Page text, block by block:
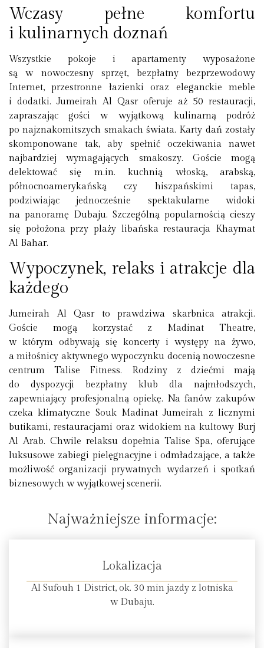
Wczasy pełne komfortu
i kulinarnych doznań
Wszystkie pokoje i apartamenty wyposażone
są w nowoczesny sprzęt, bezpłatny bezprzewodowy
Internet, przestronne łazienki oraz eleganckie meble
i dodatki. Jumeirah Al Qasr oferuje aż 50 restauracji,
zapraszając gości w wyjątkową kulinarną podróż
po najznakomitszych smakach świata. Karty dań zostały
skomponowane tak, aby spełnić oczekiwania nawet
najbardziej wymagających smakoszy. Goście mogą
delektować się m.in. kuchnią włoską, arabską,
północnoamerykańską czy hiszpańskimi tapas,
podziwiając jednocześnie spektakularne widoki
na panoramę Dubaju. Szczególną popularnością cieszy
się położona przy plaży libańska restauracja Khaymat
Al Bahar.
Wypoczynek, relaks i atrakcje dla
każdego
Jumeirah Al Qasr to prawdziwa skarbnica atrakcji.
Goście mogą korzystać z Madinat Theatre,
w którym odbywają się koncerty i występy na żywo,
a miłośnicy aktywnego wypoczynku docenią nowoczesne
centrum Talise Fitness. Rodziny z dziećmi mają
do dyspozycji bezpłatny klub dla najmłodszych,
zapewniający profesjonalną opiekę. Na fanów zakupów
czeka klimatyczne Souk Madinat Jumeirah z licznymi
butikami, restauracjami oraz widokiem na kultowy Burj
Al Arab. Chwile relaksu dopełnia Talise Spa, oferujące
luksusowe zabiegi pielęgnacyjne i odmładzające, a także
możliwość organizacji prywatnych wydarzeń i spotkań
biznesowych w wyjątkowej scenerii.
Najważniejsze informacje:
Lokalizacja
Al Sufouh 1 District, ok. 30 min jazdy z lotniska
w Dubaju.